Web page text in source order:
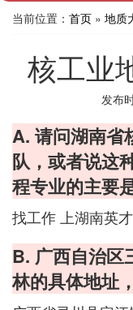
当前位置： 首页 » 地质
核工业
发布
A. 请问湖南省
队，或者说这
程专业的主要
找工作 上湖南英
B. 广西自治区
林的具体地址